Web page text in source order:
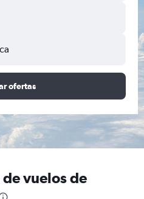
ofertas
vuelos de